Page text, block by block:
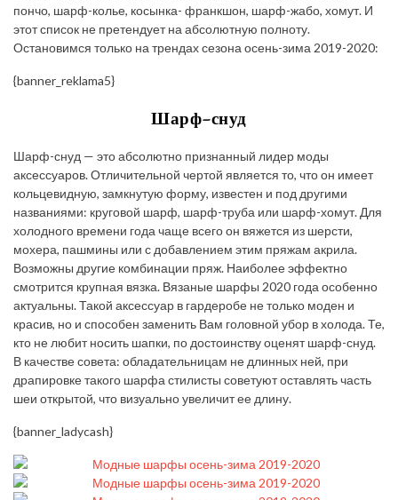
пончо, шарф-колье, косынка- франкшон, шарф-жабо, хомут. И
этот список не претендует на абсолютную полноту.
Остановимся только на трендах сезона осень-зима 2019-2020:
{banner_reklama5}
Шарф-снуд
Шарф-снуд — это абсолютно признанный лидер моды
аксессуаров. Отличительной чертой является то, что он имеет
кольцевидную, замкнутую форму, известен и под другими
названиями: круговой шарф, шарф-труба или шарф-хомут. Для
холодного времени года чаще всего он вяжется из шерсти,
мохера, пашмины или с добавлением этим пряжам акрила.
Возможны другие комбинации пряж. Наиболее эффектно
смотрится крупная вязка. Вязаные шарфы 2020 года особенно
актуальны. Такой аксессуар в гардеробе не только моден и
красив, но и способен заменить Вам головной убор в холода. Те,
кто не любит носить шапки, по достоинству оценят шарф-снуд.
В качестве совета: обладательницам не длинных ней, при
драпировке такого шарфа стилисты советуют оставлять часть
шеи открытой, что визуально увеличит ее длину.
{banner_ladycash}